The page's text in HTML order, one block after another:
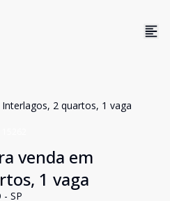
2 quartos, 1 vaga
venda em
1 vaga
- SP